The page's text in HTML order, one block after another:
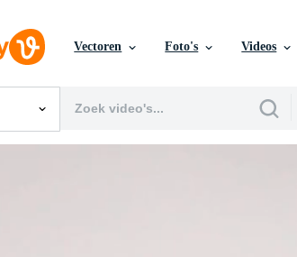
Vectoren Foto's Videos